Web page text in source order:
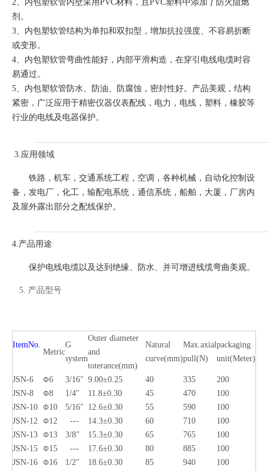
2、内包塑软管内壁采用PVC材料，且PVC塑料中添加了防火阻燃
剂。
3、内包塑软管结构为单扣和双扣型，增加抗拉强度、不容易折断
或变形。
4、内包塑软管弯曲性能好，内部平滑构造，在穿引电线电缆时容
易通过。
5、内包塑软管防水、防油、防腐蚀，密封性好。产品美观，结构
紧密，广泛应用于精密仪器仪表配线，电力，电线，塑料，橡胶等
行业的电线及电器保护。
3.应用领域
铁路，机车，交通系统工程，空调，各种机械，自动化控制设
备，发电厂，化工，输配电系统，通信系统，船舶，大厦，厂房内
及屋外露出部分之配线保护。
4.产品用途
保护电线电缆以及达到绝缘、防水、并可增进线缆弯曲美观。
5. 产品型号
ItemNo.
Metric
G
system
Outer diameter
and
toterance(mm)
Natural
curve(mm)
Max.axial
pull(N)
packaging
unit(Meter)
JSN-6 Φ6 3/16" 9.00±0.25 40 335
200
JSN-8
Φ8 1/4" 11.8±0.30 45 470
100
JSN-10
Φ10 5/16" 12.6±0.30 55 590
100
JSN-12
Φ12 --- 14.3±0.30 60 710
100
JSN-13
Φ13 3/8" 15.3±0.30 65 765
100
JSN-15
Φ15 --- 17.6±0.30 80 885
100
JSN-16
Φ16 1/2" 18.6±0.30 85 940
100